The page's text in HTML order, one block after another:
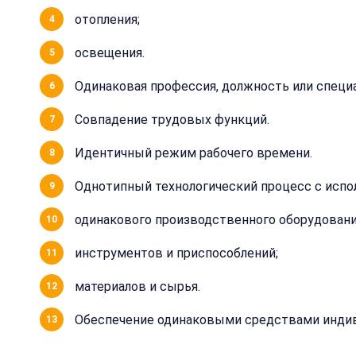
отопления;
освещения.
Одинаковая профессия, должность или
Совпадение трудовых функций.
Идентичный режим рабочего времени.
Однотипный технологический процесс с
одинакового производственного
инструментов и приспособлений;
материалов и сырья.
Обеспечение одинаковыми средствами